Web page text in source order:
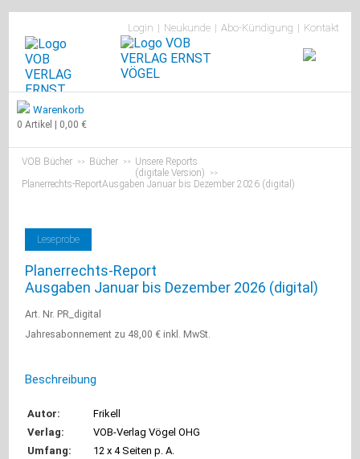
Navigation
überspringen
dem
Verlag
Bücher
Textausgaben
der
VOB
Baubücher
Unsere
Reports
(Printversion)
Reports
(digitale
Datenbanken
Praktiker
Login
Navigation
überspringen
Neukunde Abo-Kündigung Kontakt
Warenkorb
0 Artikel | 0,00 €
VOB Bücher >> Bücher >>
Unsere Reports
(digitale Version)
>>
Planerrechts-ReportAusgaben Januar bis Dezember 2026 (digital)
Leseprobe
Planerrechts-Report
Ausgaben Januar bis Dezember 2026 (digital)
Art. Nr. PR_digital
Jahresabonnement zu 48,00 € inkl. MwSt.
Beschreibung
Autor:
Frikell
Verlag:
VOB-Verlag Vögel OHG
Umfang:
12 x 4 Seiten p. A.